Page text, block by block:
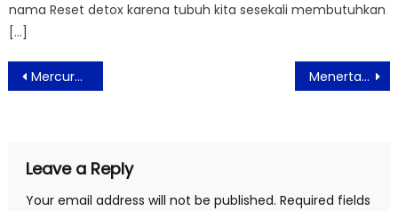
nama Reset detox karena tubuh kita sesekali membutuhkan
[…]
Post
navigation
Mercure Serpong Alam Sutera Gelar Dua Kegiatan CSR: Aksi Bersih Jaletreng River Park dan Bantuan Darurat Bencana Menertawakan Luka, Merayakan Keluarga: Film Suka Duka Tawa Siap Menghangatkan Bioskop di Tahun 2026
Leave a Reply
Your email address will not be published. Required fields